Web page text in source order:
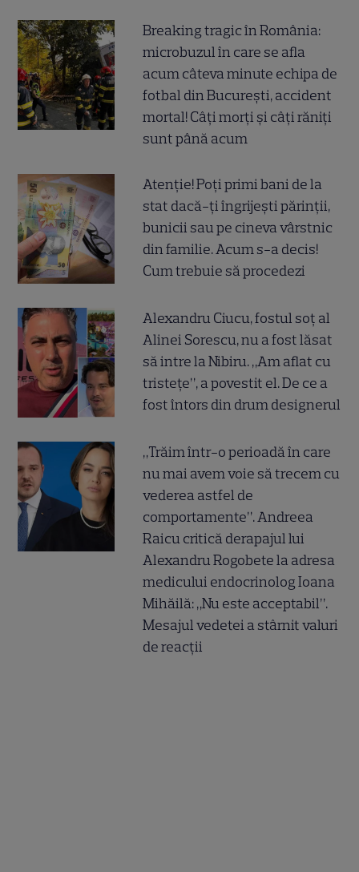
Breaking tragic în România:
microbuzul în care se afla
acum câteva minute echipa de
fotbal din București, accident
mortal! Câți morți și câți răniți
sunt până acum
Atenție! Poți primi bani de la
stat dacă-ți îngrijești părinții,
bunicii sau pe cineva vârstnic
din familie. Acum s-a decis!
Cum trebuie să procedezi
Alexandru Ciucu, fostul soț al
Alinei Sorescu, nu a fost lăsat
să intre la Nibiru. „Am aflat cu
tristețe”, a povestit el. De ce a
fost întors din drum designerul
„Trăim într-o perioadă în care
nu mai avem voie să trecem cu
vederea astfel de
comportamente”. Andreea
Raicu critică derapajul lui
Alexandru Rogobete la adresa
medicului endocrinolog Ioana
Mihăilă: „Nu este acceptabil”.
Mesajul vedetei a stârnit valuri
de reacții